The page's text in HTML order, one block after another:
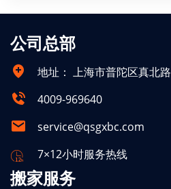
公司总部
地址： 上海市普陀区真北路
4009-969640
service@qsgxbc.com
7×12小时服务热线
搬家服务